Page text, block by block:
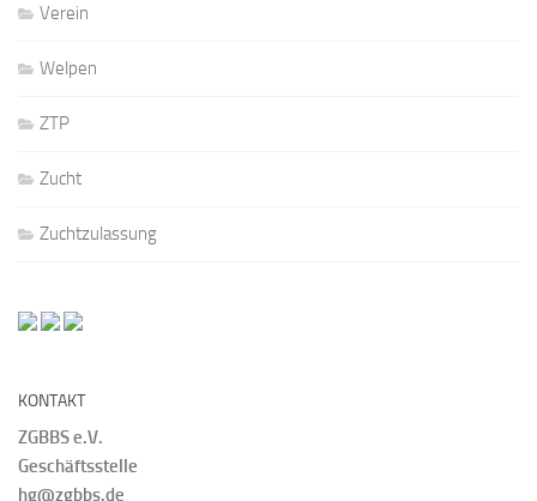
Verein
Welpen
ZTP
Zucht
Zuchtzulassung
KONTAKT
ZGBBS e.V.
Geschäftsstelle
hg@zgbbs.de